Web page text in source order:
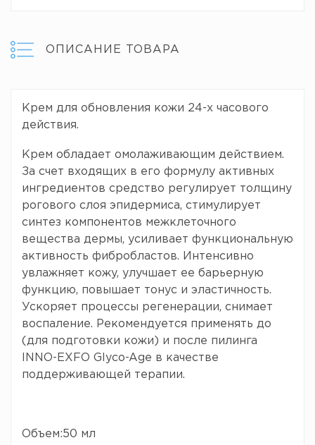
ОПИСАНИЕ ТОВАРА
Крем для обновления кожи 24-х часового
действия.
Крем обладает омолаживающим действием.
За счет входящих в его формулу активных
ингредиентов средство регулирует толщину
рогового слоя эпидермиса, стимулирует
синтез компонентов межклеточного
вещества дермы, усиливает функциональную
активность фибробластов. Интенсивно
увлажняет кожу, улучшает ее барьерную
функцию, повышает тонус и эластичность.
Ускоряет процессы регенерации, снимает
воспаление. Рекомендуется применять до
(для подготовки кожи) и после пилинга
INNO-EXFO Glyco-Age в качестве
поддерживающей терапии.
Объем:50 мл